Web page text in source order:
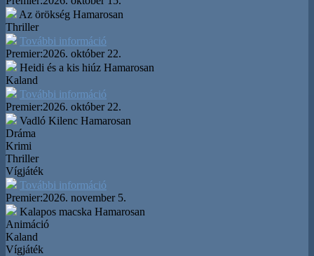
Az örökség Hamarosan
Thriller
További információ
Premier:2026. október 22.
Heidi és a kis hiúz Hamarosan
Kaland
További információ
Premier:2026. október 22.
Vadló Kilenc Hamarosan
Dráma
Krimi
Thriller
Vígjáték
További információ
Premier:2026. november 5.
Kalapos macska Hamarosan
Animáció
Kaland
Vígjáték